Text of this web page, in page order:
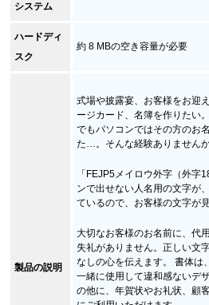
システム
ハードディ
スク
約 8 MBの空き容量が必要
製品の説明
式場や披露宴、お客様をお迎
ージカード、名簿を作りたい。
でもパソコンではその方のお
た…。そんな経験ありません
「FEJP5メイロウ外字（外字
ンで出せない人名用の文字が
ているので、お客様の文字が
大切なお客様のお名前に、代
失礼がありません。正しい文
なしの心を伝えます。 書体は
一緒に使用して違和感ないデ
の他に、年賀状やお礼状、顧